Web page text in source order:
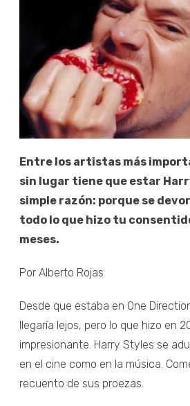
Entre los artistas más
sin lugar tiene que estar
simple razón: porque se
todo lo que hizo tu
meses.
Por Alberto Rojas
Desde que estaba en One
llegaría lejos, pero lo que hizo en
impresionante. Harry Styles se
en el cine como en la música.
recuento de sus proezas.